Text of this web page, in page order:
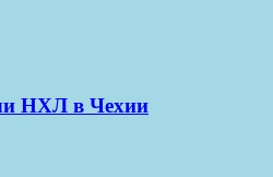
НХЛ в Чехии